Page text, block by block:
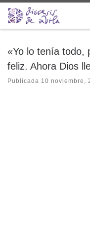
Saltar al contenido
«Yo lo tenía todo,
feliz. Ahora Dios
Publicada 10 noviembre,